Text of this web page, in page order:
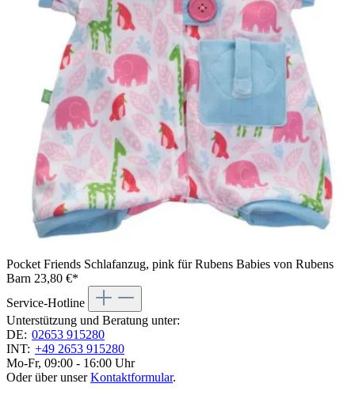
Pocket Friends Schlafanzug, pink für Rubens Babies von Rubens
Barn 23,80 €*
Service-Hotline
Unterstützung und Beratung unter:
DE: 02653 915280
INT: +49 2653 915280
Mo-Fr, 09:00 - 16:00 Uhr
Oder über unserKontaktformular.